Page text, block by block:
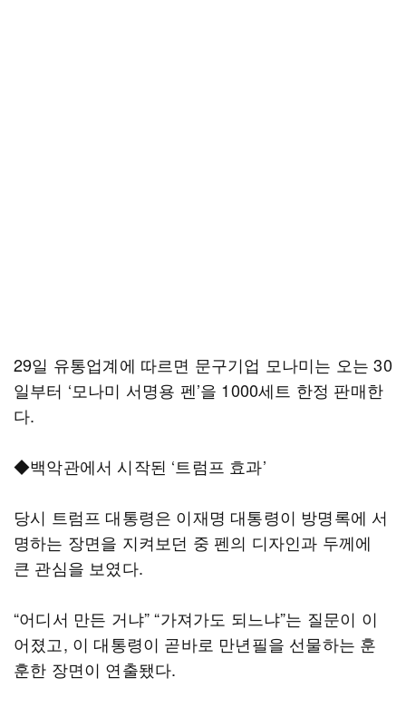
29일 유통업계에 따르면 문구기업 모나미는 오는 30
일부터 ‘모나미 서명용 펜’을 1000세트 한정 판매한
다.
◆백악관에서 시작된 ‘트럼프 효과’
당시 트럼프 대통령은 이재명 대통령이 방명록에 서
명하는 장면을 지켜보던 중 펜의 디자인과 두께에
큰 관심을 보였다.
“어디서 만든 거냐” “가져가도 되느냐”는 질문이 이
어졌고, 이 대통령이 곧바로 만년필을 선물하는 훈
훈한 장면이 연출됐다.